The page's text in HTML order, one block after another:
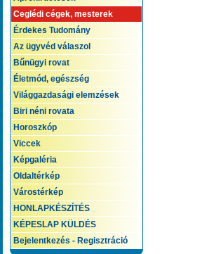
Ceglédi cégek, mesterek
Érdekes Tudomány
Az ügyvéd válaszol
Bűnügyi rovat
Életmód, egészség
Világgazdasági elemzések
Biri néni rovata
Horoszkóp
Viccek
Képgaléria
Oldaltérkép
Várostérkép
HONLAPKÉSZÍTÉS
KÉPESLAP KÜLDÉS
Bejelentkezés - Regisztráció